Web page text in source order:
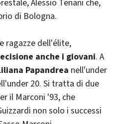
Alessio Tenani che,
di Bologna.
ragazze dell'élite,
anche i giovani. A
Papandrea nell'under
20. Si tratta di due
il Marconi '93, che
non solo i successi